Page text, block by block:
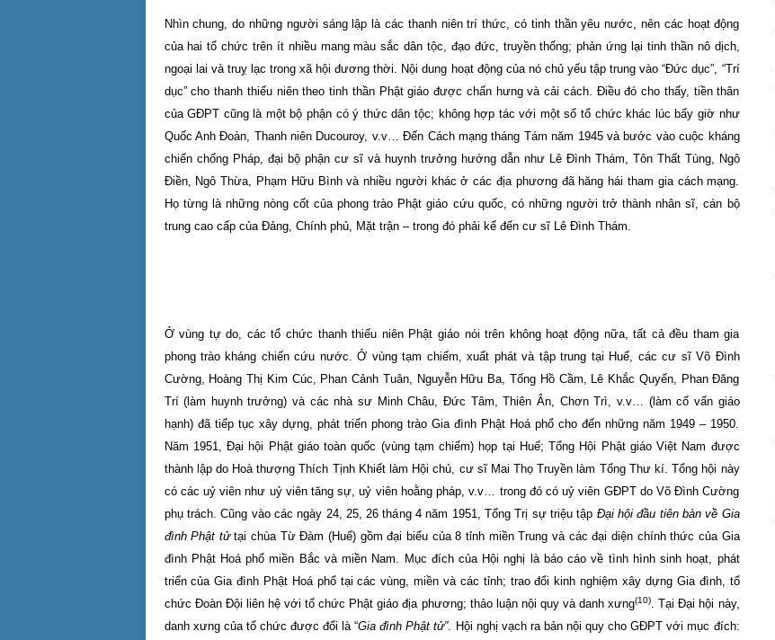
Nhìn chung, do những người sáng lập là các thanh niên trí thức, có tinh thần yêu nước, nên các hoạt động
của hai tổ chức trên ít nhiều mang màu sắc dân tộc, đạo đức, truyền thống; phản ứng lại tinh thần nô dịch,
ngoại lai và truỵ lạc trong xã hội đương thời. Nội dung hoạt động của nó chủ yếu tập trung vào “Đức dục”, “Trí
dục” cho thanh thiếu niên theo tinh thần Phật giáo được chấn hưng và cải cách. Điều đó cho thấy, tiền thân
của GĐPT cũng là một bộ phận có ý thức dân tộc; không hợp tác với một số tổ chức khác lúc bấy giờ như
Quốc Anh Đoàn, Thanh niên Ducouroy, v.v… Đến Cách mạng tháng Tám năm 1945 và bước vào cuộc kháng
chiến chống Pháp, đại bộ phận cư sĩ và huynh trưởng hướng dẫn như Lê Đình Thám, Tôn Thất Tùng, Ngô
Điền, Ngô Thừa, Phạm Hữu Bình và nhiều người khác ở các địa phương đã hăng hái tham gia cách mạng.
Họ từng là những nòng cốt của phong trào Phật giáo cứu quốc, có những người trở thành nhân sĩ, cán bộ
trung cao cấp của Đảng, Chính phủ, Mặt trận – trong đó phải kể đến cư sĩ Lê Đình Thám.
Ở vùng tự do, các tổ chức thanh thiếu niên Phật giáo nói trên không hoạt động nữa, tất cả đều tham gia
phong trào kháng chiến cứu nước. Ở vùng tạm chiếm, xuất phát và tập trung tại Huế, các cư sĩ Võ Đình
Cường, Hoàng Thị Kim Cúc, Phan Cảnh Tuân, Nguyễn Hữu Ba, Tống Hồ Cầm, Lê Khắc Quyến, Phan Đăng
Trí (làm huynh trưởng) và các nhà sư Minh Châu, Đức Tâm, Thiên Ân, Chơn Trì, v.v… (làm cố vấn giáo
hạnh) đã tiếp tục xây dựng, phát triển phong trào Gia đình Phật Hoá phổ cho đến những năm 1949 – 1950.
Năm 1951, Đại hội Phật giáo toàn quốc (vùng tạm chiếm) họp tại Huế; Tổng Hội Phật giáo Việt Nam được
thành lập do Hoà thượng Thích Tịnh Khiết làm Hội chủ, cư sĩ Mai Thọ Truyền làm Tổng Thư kí. Tổng hội này
có các uỷ viên như uỷ viên tăng sự, uỷ viên hoằng pháp, v.v… trong đó có uỷ viên GĐPT do Võ Đình Cường
phụ trách. Cũng vào các ngày 24, 25, 26 tháng 4 năm 1951, Tổng Trị sự triệu tập Đại hội đầu tiên bàn về Gia
đình Phật tửtại chùa Từ Đàm (Huế) gồm đại biểu của 8 tỉnh miền Trung và các đại diện chính thức của Gia
đình Phật Hoá phổ miền Bắc và miền Nam. Mục đích của Hội nghị là báo cáo về tình hình sinh hoạt, phát
triển của Gia đình Phật Hoá phổ tại các vùng, miền và các tỉnh; trao đổi kinh nghiệm xây dựng Gia đình, tổ
chức Đoàn Đội liên hệ với tổ chức Phật giáo địa phương; thảo luận nội quy và danh xưng(10)
. Tại Đại hội này,
danh xưng của tổ chức được đổi là “Gia đình Phật tử”. Hội nghị vạch ra bản nội quy cho GĐPT với mục đích: